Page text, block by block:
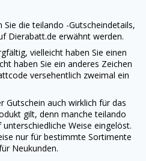
Sie dieteilando -Gutscheindetails,
Dierabatt.de erwähnt werden.
vielleicht haben Sie einen
haben Sie ein anderes Zeichen
versehentlich zweimal ein
Gutschein auch wirklich für das
gilt, denn mancheteilando
Weise eingelöst.
nur für bestimmte Sortimente
Neukunden.